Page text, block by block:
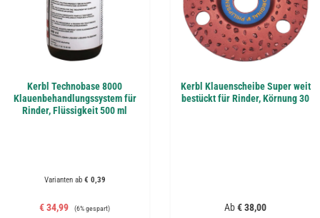
Kerbl Technobase 8000
Klauenbehandlungssystem für
Rinder, Flüssigkeit 500 ml
Varianten ab€ 0,39
Verkaufspreis:
€ 34,99 Regulärer Preis:
(6% gespart)
Kerbl Klauenscheibe Super weit
bestückt für Rinder, Körnung 30
Regulärer Preis:
Ab€ 38,00